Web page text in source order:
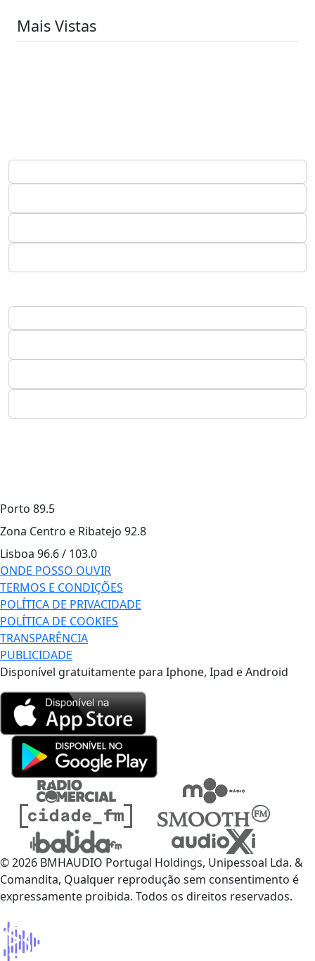
Mais Vistas
Porto 89.5
Zona Centro e Ribatejo 92.8
Lisboa 96.6 / 103.0
ONDE POSSO OUVIR
TERMOS E CONDIÇÕES
POLÍTICA DE PRIVACIDADE
POLÍTICA DE COOKIES
TRANSPARÊNCIA
PUBLICIDADE
Disponível gratuitamente para Iphone, Ipad e Android
© 2026 BMHAUDIO Portugal Holdings, Unipessoal Lda. &
Comandita, Qualquer reprodução sem consentimento é
expressamente proibida. Todos os direitos reservados.